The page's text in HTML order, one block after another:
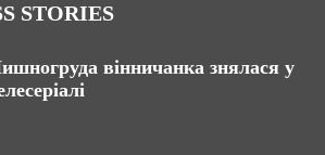
STORIES
вінничанка знялася у